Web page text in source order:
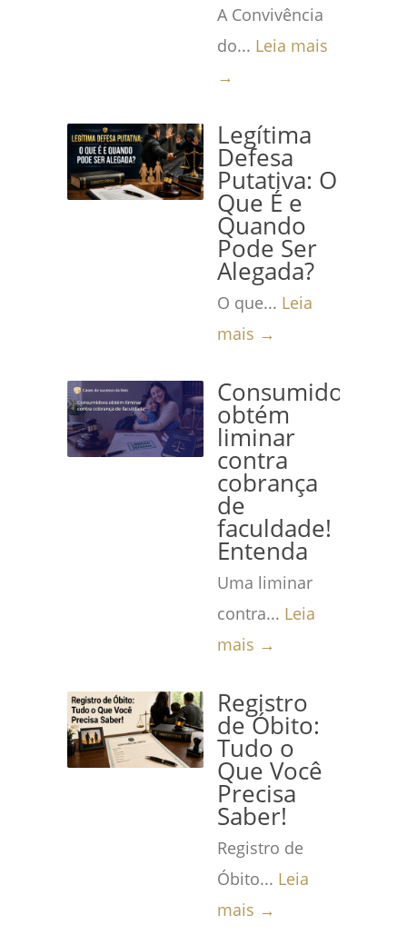
A Convivência
do... Leia mais
→
Legítima
Defesa
Putativa: O
Que É e
Quando
Pode Ser
Alegada?
O que... Leia
mais →
Consumidora
obtém
liminar
contra
cobrança
de
faculdade!
Entenda
Uma liminar
contra... Leia
mais →
Registro
de Óbito:
Tudo o
Que Você
Precisa
Saber!
Registro de
Óbito... Leia
mais →